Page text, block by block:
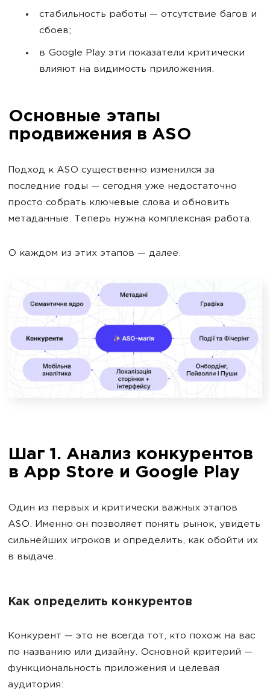
стабильность работы — отсутствие багов и
сбоев;
в Google Play эти показатели критически
влияют на видимость приложения.
Основные этапы
продвижения в ASO
Подход к ASO существенно изменился за
последние годы — сегодня уже недостаточно
просто собрать ключевые слова и обновить
метаданные. Теперь нужна комплексная работа.
О каждом из этих этапов — далее.
Шаг 1. Анализ конкурентов
в App Store и Google Play
Один из первых и критически важных этапов
ASO. Именно он позволяет понять рынок, увидеть
сильнейших игроков и определить, как обойти их
в выдаче.
Как определить конкурентов
Конкурент — это не всегда тот, кто похож на вас
по названию или дизайну. Основной критерий —
функциональность приложения и целевая
аудитория: